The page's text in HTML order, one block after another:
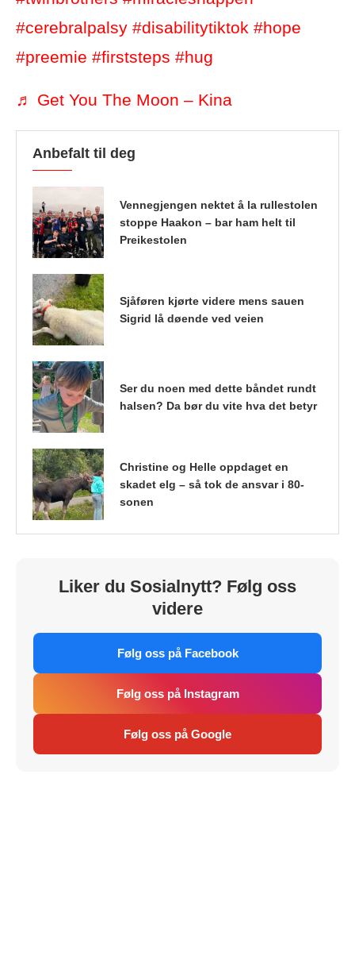
#cerebralpalsy #disabilitytiktok #hope
#preemie #firststeps #hug
♬ Get You The Moon – Kina
Anbefalt til deg
Vennegjengen nektet å la rullestolen
stoppe Haakon – bar ham helt til
Preikestolen
Sjåføren kjørte videre mens sauen
Sigrid lå døende ved veien
Ser du noen med dette båndet rundt
halsen? Da bør du vite hva det betyr
Christine og Helle oppdaget en
skadet elg – så tok de ansvar i 80-
sonen
Liker du Sosialnytt? Følg oss
videre
Følg oss på Facebook
Følg oss på Instagram
Følg oss på Google